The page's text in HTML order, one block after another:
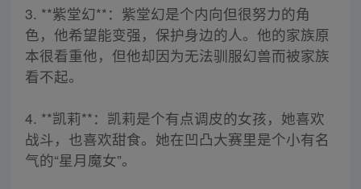
3. **紫堂幻**：紫堂幻是个内向但很努力的角
色，他希望能变强，保护身边的人。他的家族原
本很看重他，但他却因为无法驯服幻兽而被家族
看不起。
4. **凯莉**：凯莉是个有点调皮的女孩，她喜欢
战斗，也喜欢甜食。她在凹凸大赛里是个小有名
气的“星月魔女”。